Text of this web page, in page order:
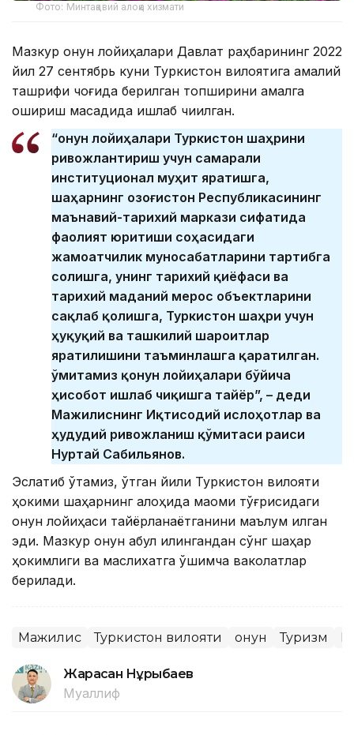
Фото: Минтақавий алоқа хизмати
Мазкур қонун лойиҳалари Давлат раҳбарининг 2022
йил 27 сентябрь куни Туркистон вилоятига амалий
ташрифи чоғида берилган топшириқни амалга
ошириш мақсадида ишлаб чиқилган.
“Қонун лойиҳалари Туркистон шаҳрини
ривожлантириш учун самарали
институционал муҳит яратишга,
шаҳарнинг Қозоғистон Республикасининг
маънавий-тарихий маркази сифатида
фаолият юритиши соҳасидаги
жамоатчилик муносабатларини тартибга
солишга, унинг тарихий қиёфаси ва
тарихий маданий мерос объектларини
сақлаб қолишга, Туркистон шаҳри учун
ҳуқуқий ва ташкилий шароитлар
яратилишини таъминлашга қаратилган.
Қўмитамиз қонун лойиҳалари бўйича
ҳисобот ишлаб чиқишга тайёр”, – деди
Мажилиснинг Иқтисодий ислоҳотлар ва
ҳудудий ривожланиш қўмитаси раиси
Нуртай Сабильянов.
Эслатиб ўтамиз, ўтган йили Туркистон вилояти
ҳокими шаҳарнинг алоҳида мақоми тўғрисидаги
қонун лойиҳаси тайёрланаётганини маълум қилган
эди. Мазкур қонун қабул қилингандан сўнг шаҳар
ҳокимлиги ва маслихатга қўшимча ваколатлар
берилади.
Мажилис Туркистон вилояти Қонун Туризм
Жарасқан Нұрыбаев
Муаллиф